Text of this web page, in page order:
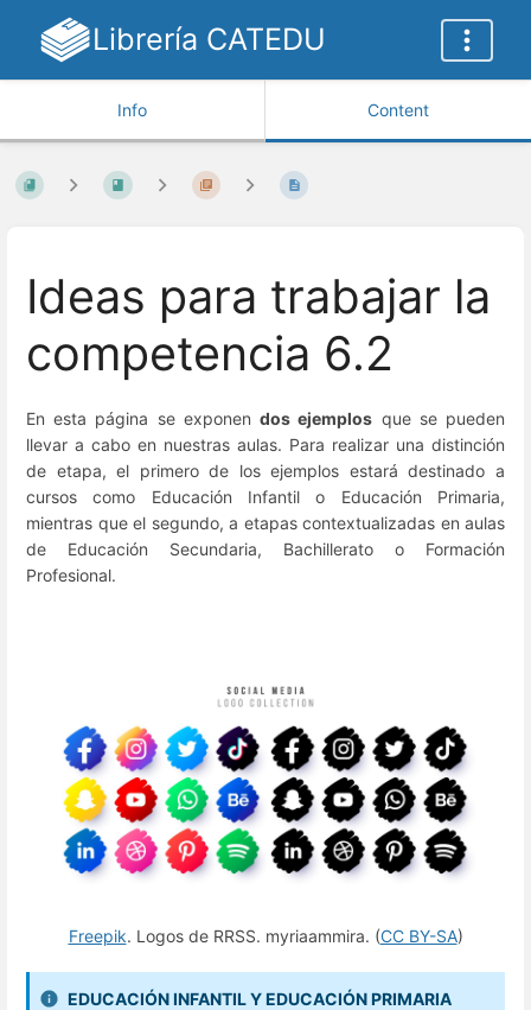
Librería CATEDU
Info Content
Ideas para trabajar la
competencia 6.2
En esta página se exponendos ejemplos que se pueden
llevar a cabo en nuestras aulas. Para realizar una distinción
de etapa, el primero de los ejemplos estará destinado a
cursos como Educación Infantil o Educación Primaria,
mientras que el segundo, a etapas contextualizadas en aulas
de Educación Secundaria, Bachillerato o Formación
Profesional.
Freepik. Logos de RRSS. myriaammira. (CC BY-SA)
EDUCACIÓN INFANTIL Y EDUCACIÓN PRIMARIA